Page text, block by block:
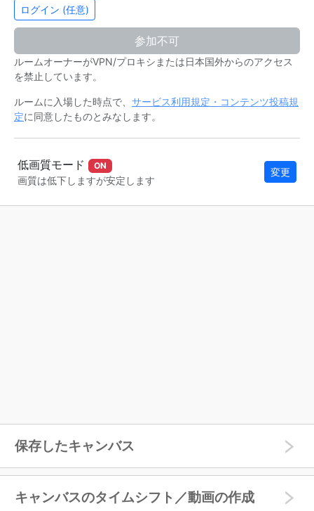
ログイン (任意)
参加不可
ルームオーナーがVPN/プロキシまたは日本国外からのアクセス
を禁止しています。
ルームに入場した時点で、 サービス利用規定・コンテンツ投稿規
定に同意したものとみなします。
低画質モード ON
画質は低下しますが安定します
変更
保存したキャンバス
キャンバスのタイムシフト／動画の作成